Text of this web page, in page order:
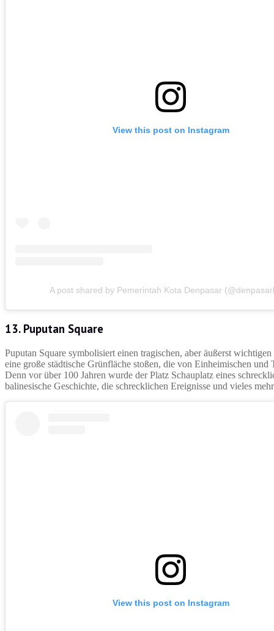
View this post on Instagram
A post shared by Pemerintah Kota Denpasar
13. Puputan Square
Puputan Square symbolisiert einen tragischen, aber äußerst
eine große städtische Grünfläche stoßen, die von Einheimischen
Denn vor über 100 Jahren wurde der Platz Schauplatz eines
balinesische Geschichte, die schrecklichen Ereignisse und vieles
View this post on Instagram